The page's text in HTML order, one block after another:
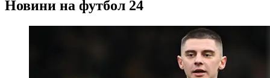
Новини на футбол 24